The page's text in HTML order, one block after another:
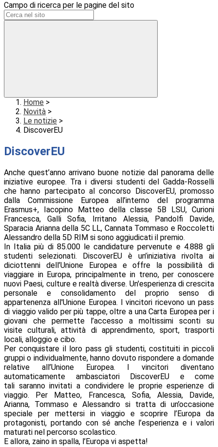
Campo di ricerca per le pagine del sito
Home >
Novità >
Le notizie >
DiscoverEU
DiscoverEU
Anche quest’anno arrivano buone notizie dal panorama delle
iniziative europee. Tra i diversi studenti del Gadda-Rosselli
che hanno partecipato al concorso DiscoverEU, promosso
dalla Commissione Europea all’interno del programma
Erasmus+, Iacopino Matteo della classe 5B LSU, Curioni
Francesca, Galli Sofia, Irritano Alessia, Pandolfi Davide,
Sparacia Arianna della 5C LL, Cannata Tommaso e Roccoletti
Alessandro della 5D RIM si sono aggiudicati il premio.
In Italia più di 85.000 le candidature pervenute e 4.888 gli
studenti selezionati. DiscoverEU è un’iniziativa rivolta ai
diciottenni dell’Unione Europea e offre la possibilità di
viaggiare in Europa, principalmente in treno, per conoscere
nuovi Paesi, culture e realtà diverse. Un'esperienza di crescita
personale e consolidamento del proprio senso di
appartenenza all'Unione Europea. I vincitori ricevono un pass
di viaggio valido per più tappe, oltre a una Carta Europea per i
giovani che permette l’accesso a moltissimi sconti su
visite culturali, attività di apprendimento, sport, trasporti
locali, alloggio e cibo.
Per conquistare il loro pass gli studenti, costituiti in piccoli
gruppi o individualmente, hanno dovuto rispondere a domande
relative all’Unione Europea. I vincitori diventano
automaticamente ambasciatori DiscoverEU e come
tali saranno invitati a condividere le proprie esperienze di
viaggio. Per Matteo, Francesca, Sofia, Alessia, Davide,
Arianna, Tommaso e Alessandro si tratta di un’occasione
speciale per mettersi in viaggio e scoprire l’Europa da
protagonisti, portando con sé anche l’esperienza e i valori
maturati nel percorso scolastico.
E allora, zaino in spalla, l’Europa vi aspetta!